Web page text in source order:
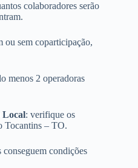
colaboradores serão
ou sem coparticipação,
menos 2 operadoras
Local: verifique os
Tocantins – TO.
conseguem condições